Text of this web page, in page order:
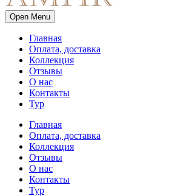
Open Menu
Главная
Оплата, доставка
Коллекция
Отзывы
О нас
Контакты
Тур
Главная
Оплата, доставка
Коллекция
Отзывы
О нас
Контакты
Тур